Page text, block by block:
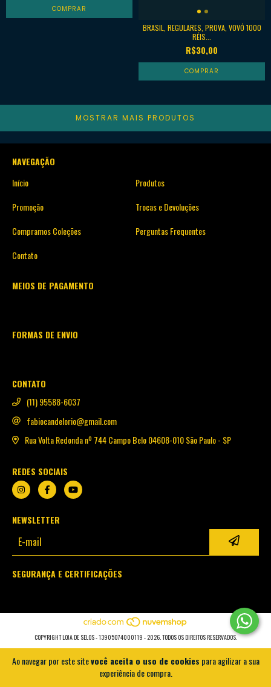
Ao navegar por este sitevocê aceita o uso de cookies para agilizar a sua
experiência de compra.
BRASIL, REGULARES, PROVA, VOVÓ 1000
RÉIS...
R$30,00
MOSTRAR MAIS PRODUTOS
NAVEGAÇÃO
Início
Produtos
Promoção
Trocas e Devoluções
Compramos Coleções
Perguntas Frequentes
Contato
MEIOS DE PAGAMENTO
FORMAS DE ENVIO
CONTATO
(11) 95588-6037
fabiocandelorio@gmail.com
Rua Volta Redonda nº 744 Campo Belo 04608-010 São Paulo - SP
REDES SOCIAIS
NEWSLETTER
SEGURANÇA E CERTIFICAÇÕES
COPYRIGHT LOJA DE SELOS - 13905074000119 - 2026. TODOS OS DIREITOS RESERVADOS.